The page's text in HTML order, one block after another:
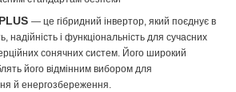
— це гібридний інвертор, який поєднує в
надійність і функціональність для сучасних
сонячних систем. Його широкий
його відмінним вибором для
й енергозбереження.